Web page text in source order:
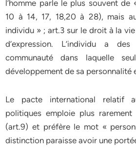
l’homme parle le plus souvent de
10 à 14, 17, 18,20 à 28), mais
individu » ; art.3 sur le droit à la
d’expression. L’individu a
communauté dans laquelle
développement de sa personnalité
Le pacte international relatif
politiques emploie plus
(art.9) et préfère le mot «
distinction paraisse avoir une